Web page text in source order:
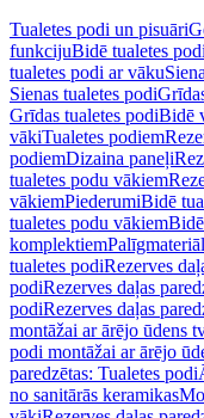
Tualetes podi un pisuāri
funkcijuBidē tualetes
tualetes podi ar vāku
Sienas tualetes podi
Grīdas tualetes podiBidē
vākiTualetes podiem
podiemDizaina paneļi
tualetes podu vākiem
vākiemPiederumiBidē
tualetes podu vākiem
komplektiem
tualetes podiRezerves
podiRezerves daļas
podiRezerves daļas
montāžai ar ārējo ūdens
podi montāžai ar ārējo
paredzētas: Tualetes podi
no sanitārās keramikas